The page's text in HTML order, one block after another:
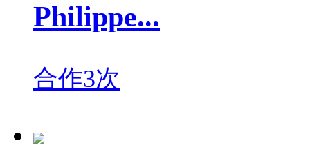
Philippe...
合作3次